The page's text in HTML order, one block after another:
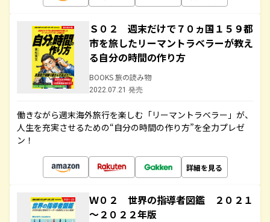
Ｓ０２ 週末だけで７０ヵ国１５９都
市を旅したリーマントラベラーが教え
る自分の時間の作り方
BOOKS 旅の読み物
2022.07.21 発売
働きながら週末海外旅行を楽しむ「リーマントラベラー」が、
人生を充実させるための“自分の時間の作り方”を全力プレゼ
ン！
詳細を見る
Ｗ０２ 世界の指導者図鑑 ２０２１
～２０２２年版